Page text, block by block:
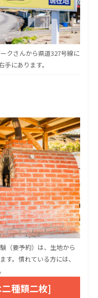
クさんから県道327号線に
にあります。
（要予約）は、生地から
す。慣れている方には、
種類二枚]